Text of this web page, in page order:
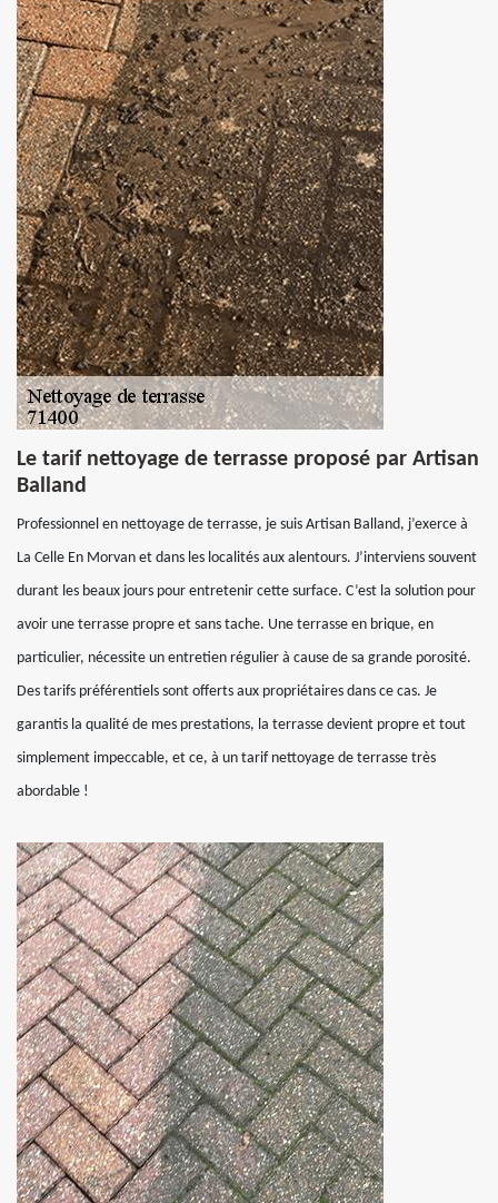
Le tarif nettoyage de terrasse proposé par Artisan
Balland
Professionnel en nettoyage de terrasse, je suis Artisan Balland, j’exerce à
La Celle En Morvan et dans les localités aux alentours. J’interviens souvent
durant les beaux jours pour entretenir cette surface. C’est la solution pour
avoir une terrasse propre et sans tache. Une terrasse en brique, en
particulier, nécessite un entretien régulier à cause de sa grande porosité.
Des tarifs préférentiels sont offerts aux propriétaires dans ce cas. Je
garantis la qualité de mes prestations, la terrasse devient propre et tout
simplement impeccable, et ce, à un tarif nettoyage de terrasse très
abordable !